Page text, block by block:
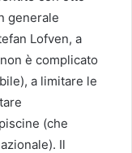
generale
Lofven, a
è complicato
a limitare le
(che
Il